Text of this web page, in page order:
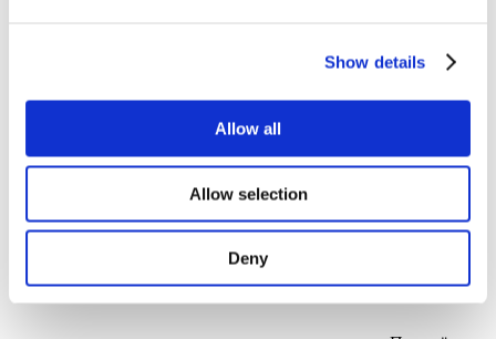
Show details
Allow all
Allow selection
Deny
Наша спецпропозиція
Без піджанру